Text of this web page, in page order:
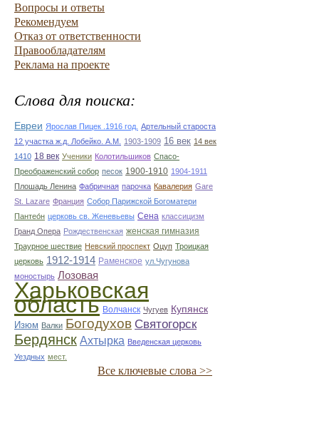
Вопросы и ответы
Рекомендуем
Отказ от ответственности
Правообладателям
Реклама на проекте
Слова для поиска:
Евреи Ярослав Пицек .1916 год. Артельный староста
12 участка ж.д. Лобейко. А.М.
1903-1909 16 век 14 век
1410 18 век Ученики Колотильшиков Спасо-
Преображенский собор песок 1900-1910 1904-1911
Плошадь Ленина Фабричная парочка Кавалерия Gare
St. Lazare Франция Собор Парижской Богоматери
Пантео́н церковь св. Женевьевы Сена классицизм
Гранд Опера Рождественская женская гимназия
Траурное шествие Невский проспект Оцуп Троицкая
церковь 1912-1914 Раменское ул.Чугунова
моностырь Лозовая
Харьковская
область Волчанск Чугуев Купянск
Изюм Валки Богодухов Святогорск
Бердянск Ахтырка Введенская церковь
Уездных мест.
Все ключевые слова >>